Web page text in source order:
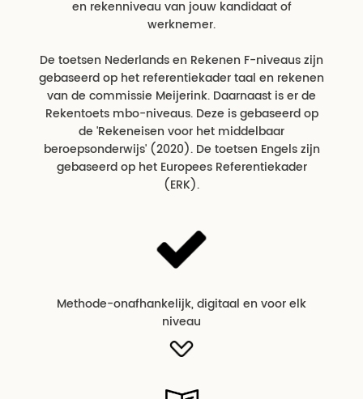
en rekenniveau van jouw kandidaat of
werknemer.
De toetsen Nederlands en Rekenen F-niveaus zijn
gebaseerd op het referentiekader taal en rekenen
van de commissie Meijerink. Daarnaast is er de
Rekentoets mbo-niveaus. Deze is gebaseerd op
de 'Rekeneisen voor het middelbaar
beroepsonderwijs' (2020). De toetsen Engels zijn
gebaseerd op het Europees Referentiekader
(ERK).
Methode-onafhankelijk, digitaal en voor elk
niveau